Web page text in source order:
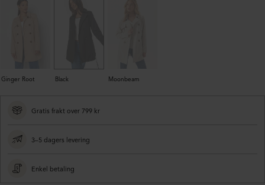
Ginger Root Black Moonbeam
Gratis frakt over 799 kr
3–5 dagers levering
Enkel betaling